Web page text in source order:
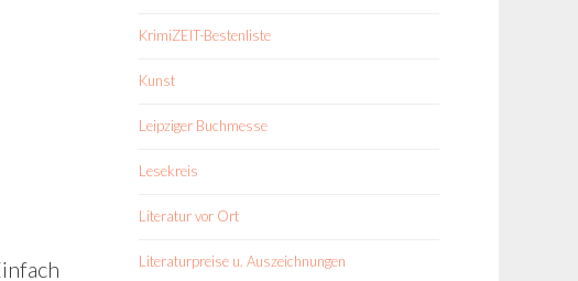
KrimiZEIT-Bestenliste
Kunst
Leipziger Buchmesse
Lesekreis
Literatur vor Ort
Literaturpreise u. Auszeichnungen